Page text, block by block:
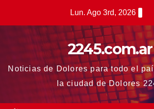
Lun. Ago 3rd, 2026
2245.com.ar
Noticias de Dolores para todo el
la ciudad de Dolores